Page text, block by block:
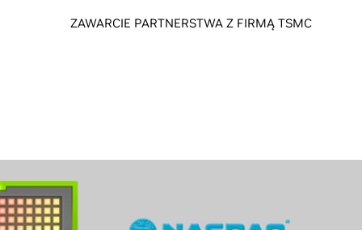
ZAWARCIE PARTNERSTWA Z FIRMĄ TSMC